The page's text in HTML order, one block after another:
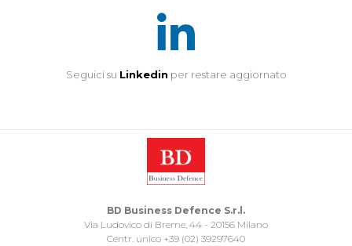
Seguici su Linkedin per restare aggiornato
BD Business Defence S.r.l.
Via Ludovico di Breme, 44 - 20156 Milano
Centr. unico +39 (02) 39297640